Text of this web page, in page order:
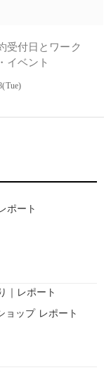
受付日とワーク
イベント
ポート
｜レポート
ョップ レポート